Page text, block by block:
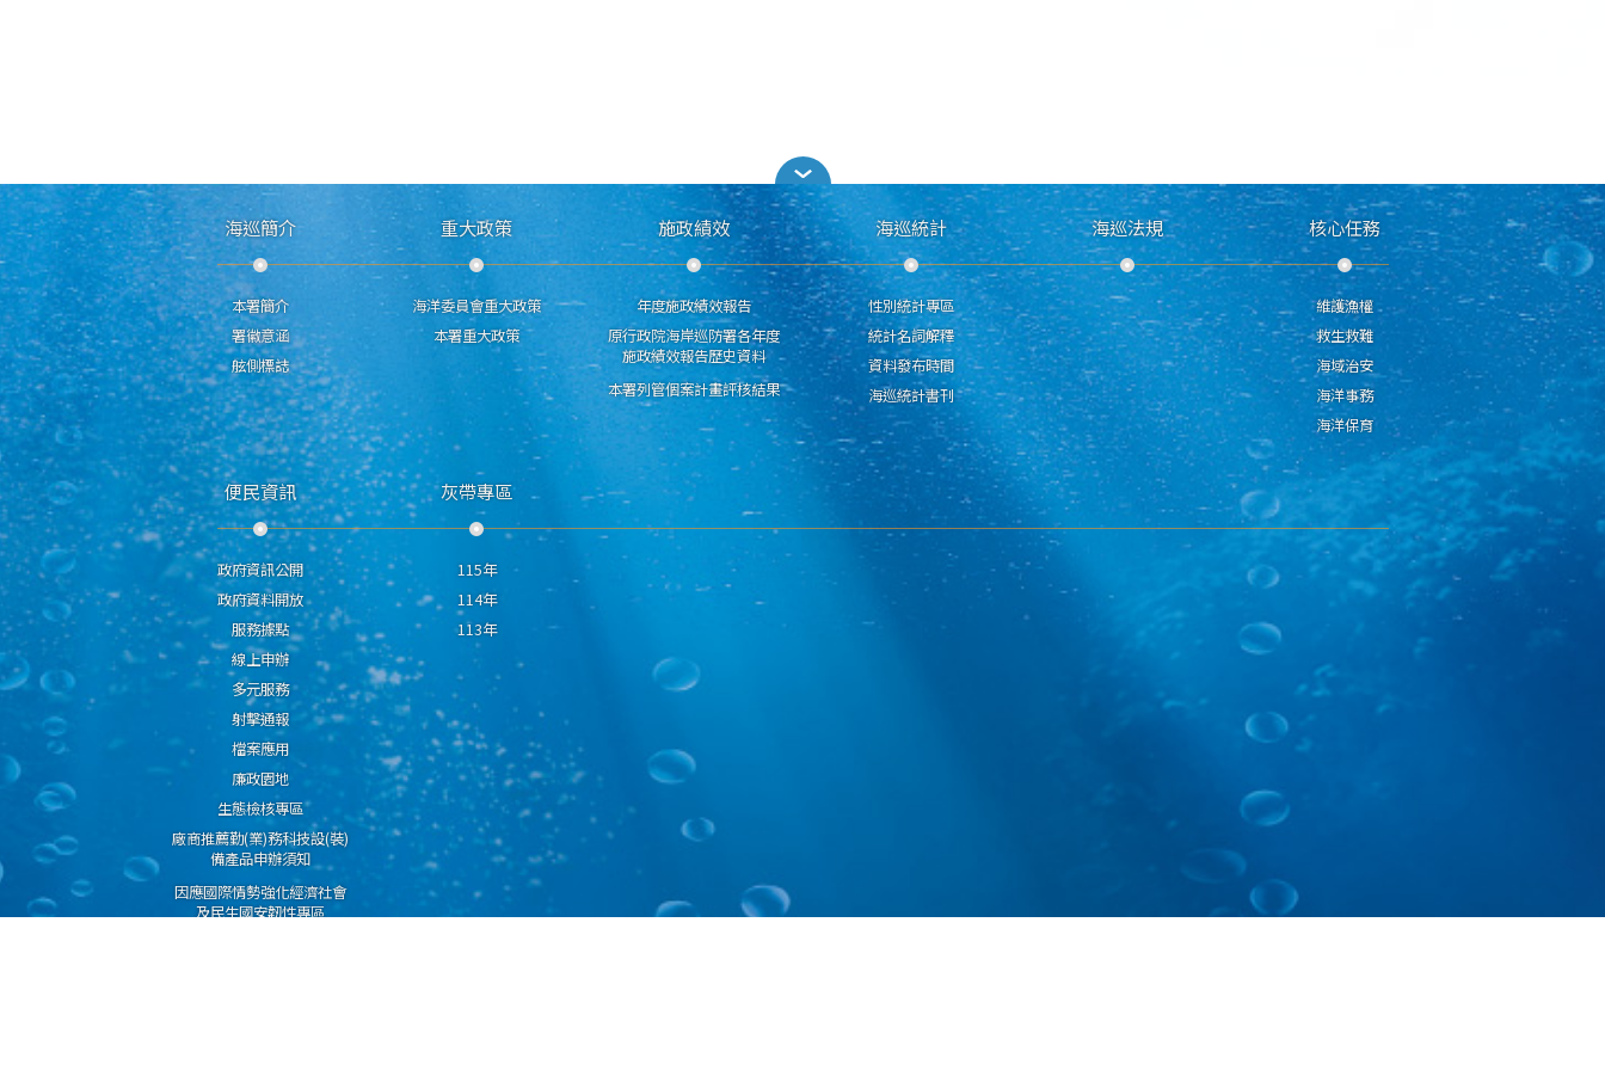
海巡簡介
本署簡介
署徽意涵
舷側標誌
重大政策
海洋委員會重大政策
本署重大政策
施政績效
年度施政績效報告
原行政院海岸巡防署各年度
施政績效報告歷史資料
本署列管個案計畫評核結果
海巡統計
性別統計專區
統計名詞解釋
資料發布時間
海巡統計書刊
海巡法規 核心任務
維護漁權
救生救難
海域治安
海洋事務
海洋保育
便民資訊
政府資訊公開
政府資料開放
服務據點
線上申辦
多元服務
射擊通報
檔案應用
廉政園地
生態檢核專區
廠商推薦勤(業)務科技設(裝)
備產品申辦須知
因應國際情勢強化經濟社會
及民生國安韌性專區
灰帶專區
115年
114年
113年